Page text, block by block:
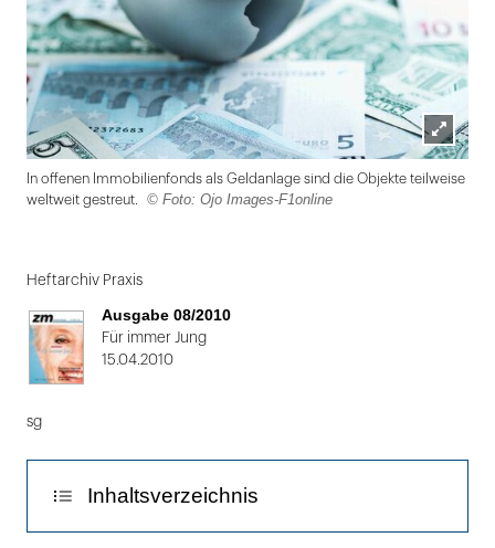
Lightbox
öffnen
In offenen Immobilienfonds als Geldanlage sind die Objekte teilweise
weltweit gestreut.
© Foto: Ojo Images-F1online
1
von
2
Heftarchiv Praxis
Ausgabe 08/2010
Für immer Jung
15.04.2010
sg
Inhaltsverzeichnis